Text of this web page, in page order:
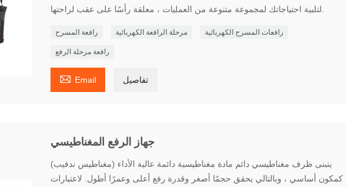
رافعة المسرح مرحلة الرافعة الكهربائية رافعات المسرح الكهربائية
رافعة مرحلة الرفع
 Email تفاصيل
جهاز الرفع المغناطيسي
يتبنى ظرف مغناطيسي دائم مادة مغناطيسية دائمة عالية الأداء (مغناطيس ندفيب)
كمكون أساسي ، وبالتالي يحقق حجمًا أصغر وقدرة رفع أعلى وعمرًا أطول. لاعتبارات